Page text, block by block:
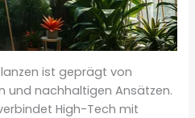
ist geprägt von
und nachhaltigen Ansätzen.
High-Tech mit